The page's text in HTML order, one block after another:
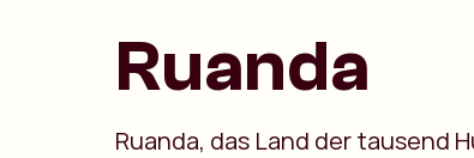
Ruanda
Ruanda, das Land der tausend